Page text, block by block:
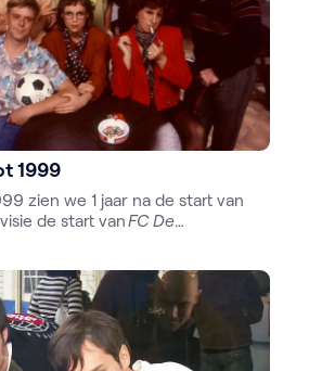
1999
zien we 1 jaar na de start van
de start vanFC De
wordt het nieuwe jeugdkanaal
naar VRT.